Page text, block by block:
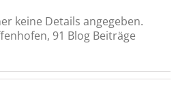
keine Details angegeben.
91 Blog Beiträge